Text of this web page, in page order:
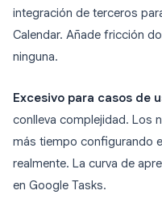
integración de terceros
Calendar. Añade fricción
ninguna.
Excesivo para casos de
conlleva complejidad. Los
más tiempo configurando
realmente. La curva de
en Google Tasks.